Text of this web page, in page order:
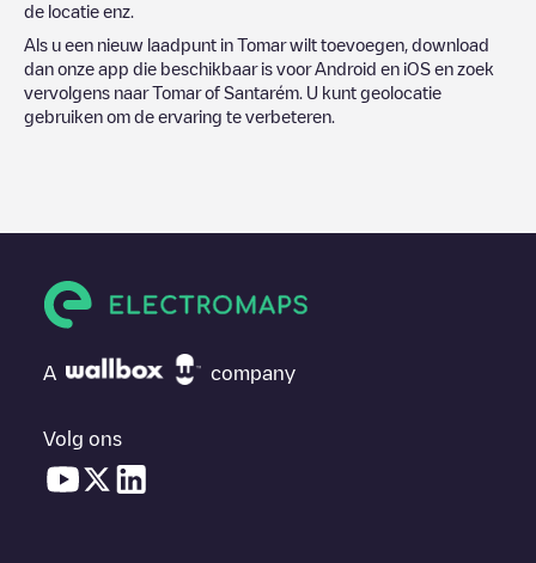
de locatie enz.
Als u een nieuw laadpunt in Tomarwilt toevoegen, download
dan onze app die beschikbaar is voor Android en iOS en zoek
vervolgens naarTomarof Santarém . U kunt geolocatie
gebruiken om de ervaring te verbeteren.
A company
Volg ons